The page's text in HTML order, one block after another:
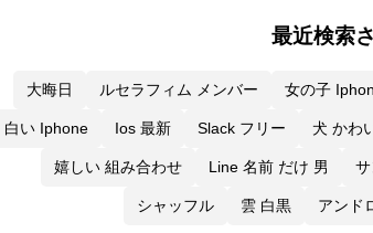
最近検索
大晦日 ルセラフィム メンバー 女の子
白い Iphone Ios 最新 Slack フリー 犬 かわ
嬉しい 組み合わせ Line 名前 だけ 男
シャッフル 雲 白黒 アンド